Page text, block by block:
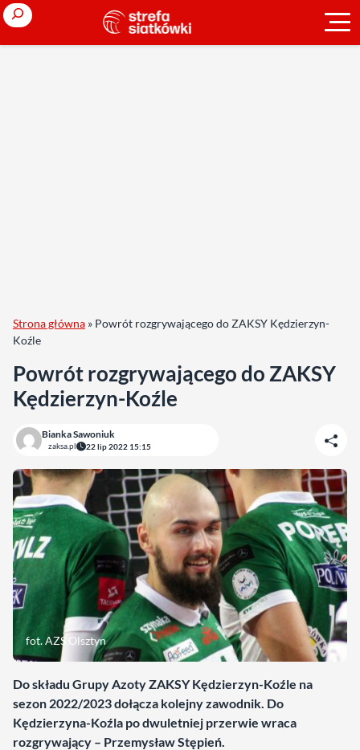
Search
Strona główna » Powrót rozgrywającego do ZAKSY Kędzierzyn-
Koźle
Powrót rozgrywającego do ZAKSY
Kędzierzyn-Koźle
Bianka Sawoniuk
zaksa.pl 22 lip 2022 15:15
fot. AZS Olsztyn
Do składu Grupy Azoty ZAKSY Kędzierzyn-Koźle na
sezon 2022/2023 dołącza kolejny zawodnik. Do
Kędzierzyna-Koźla po dwuletniej przerwie wraca
rozgrywający – Przemysław Stępień.